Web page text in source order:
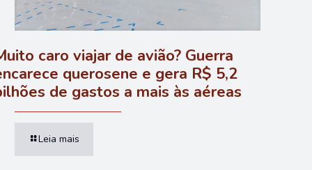
caro viajar de avião? Guerra
querosene e gera R$ 5,2
de gastos a mais às aéreas
Leia mais